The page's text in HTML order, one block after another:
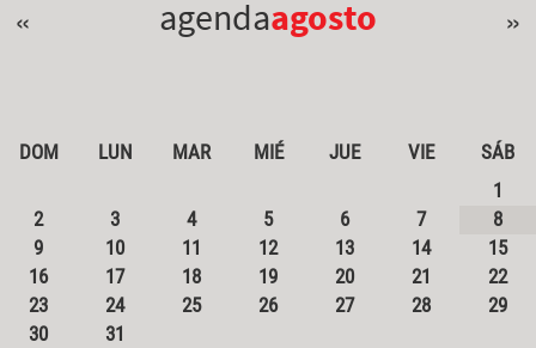
« agendaagosto »
DOM LUN MAR MIÉ JUE VIE
SÁB
1
2
3 4 5 6 7
8
9
10 11 12 13 14
15
16
17 18 19 20 21
22
23
24 25 26 27 28
29
30
31